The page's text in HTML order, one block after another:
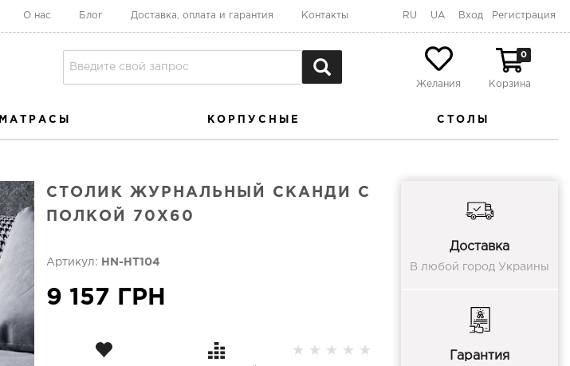
О нас Блог Доставка, оплата и гарантия Контакты RU UA Вход Регистрация
Желания
0
Корзина
МАТРАСЫ КОРПУСНЫЕ СТОЛЫ
СТОЛИК ЖУРНАЛЬНЫЙ СКАНДИ С
ПОЛКОЙ 70Х60
Артикул: HN-HT104
9 157 ГРН
★ ★ ★ ★ ★
Доставка
В любой город Украины
Гарантия